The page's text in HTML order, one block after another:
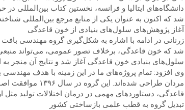
شد که اکنون به عنوان یکی از منابع مرجع بین‌المللی
آغاز پژوهش‌های سلول‌های بنیادی از خون قاعدگی
شد که خون قاعدگی، برخلاف تصور عمومی، می‌تواند
سلول‌های بنیادی خون قاعدگی آغاز شد و نتایج آن منجر
وی افزود: تمام پروژه‌های ما در این زمینه با هدف
مردان طراحی
قاعدگی، دستاوردهای مهمی در درمان اختلالات تولید مثل
تبدیل گروه به قطب علمی بازساختی کشور